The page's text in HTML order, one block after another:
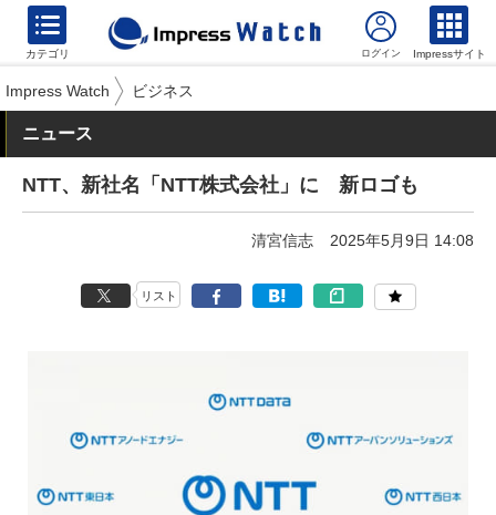
カテゴリ Impressサイト
Impress Watch ビジネス
ニュース
NTT、新社名「NTT株式会社」に 新ロゴも
清宮信志 2025年5月9日 14:08
リスト